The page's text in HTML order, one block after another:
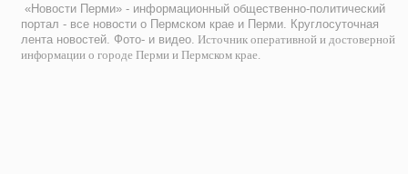
«Новости Перми» - информационный общественно-политический
портал - все новости о Пермском крае и Перми. Круглосуточная
лента новостей. Фото- и видео. Источник оперативной и достоверной
информации о городе Перми и Пермском крае.